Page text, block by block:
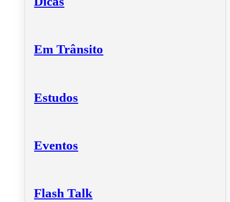
Em Trânsito
Estudos
Eventos
Flash Talk